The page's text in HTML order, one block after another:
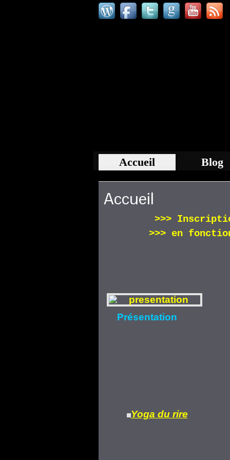
Accueil Blog
Accueil
>>>
>>> en
Présentation
Yoga du rire